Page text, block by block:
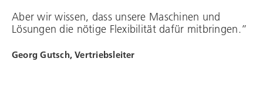
Aber wir wissen, dass unsere Maschinen und
Lösungen die nötige Flexibilität dafür mitbringen.”
Georg Gutsch, Vertriebsleiter